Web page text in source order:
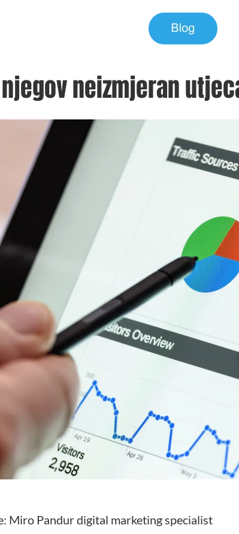
neizmjeran
Miro Pandur digital marketing specialist